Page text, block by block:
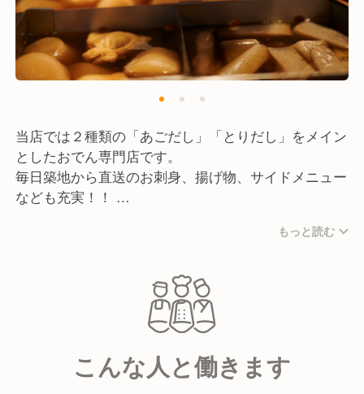
当店では２種類の「あごだし」「とりだし」をメイン
としたおでん専門店です。
毎日築地から直送のお刺身、揚げ物、サイドメニュー
なども充実！！
どチェーン店だけど「個人店の集合体」となっており
もっと読む
こんな人と働きます